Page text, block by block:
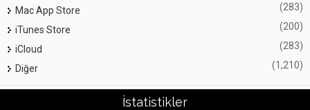
Mac App Store (283)
iTunes Store (200)
iCloud (283)
Diğer (1,210)
İstatistikler